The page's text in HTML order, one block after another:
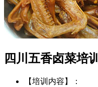
四川五香卤菜培训
【培训内容】：